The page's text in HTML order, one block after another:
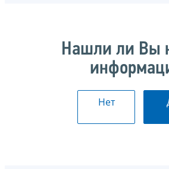
Нашли ли Вы
Нет